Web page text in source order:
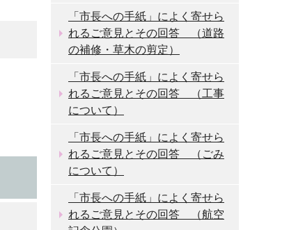
「市長への手紙」によく寄せら
れるご意見とその回答 （道路
の補修・草木の剪定）
「市長への手紙」によく寄せら
れるご意見とその回答 （工事
について）
「市長への手紙」によく寄せら
れるご意見とその回答 （ごみ
について）
「市長への手紙」によく寄せら
れるご意見とその回答 （航空